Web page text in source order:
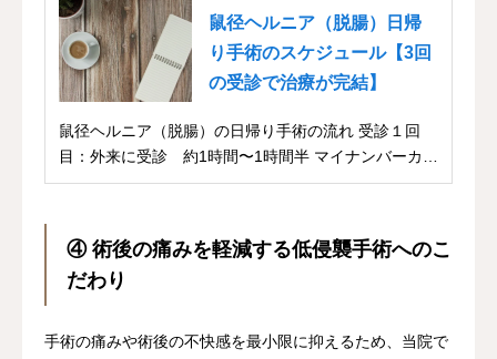
鼠径ヘルニア（脱腸）日帰
り手術のスケジュール【3回
の受診で治療が完結】
鼠径ヘルニア（脱腸）の日帰り手術の流れ 受診１回
目：外来に受診 約1時間〜1時間半 マイナンバーカ
ー...
④ 術後の痛みを軽減する低侵襲手術へのこ
だわり
手術の痛みや術後の不快感を最小限に抑えるため、当院で